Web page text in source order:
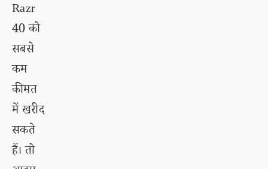
Razr
40 को
सबसे
कम
कीमत
में खरीद
सकते
हैं। तो